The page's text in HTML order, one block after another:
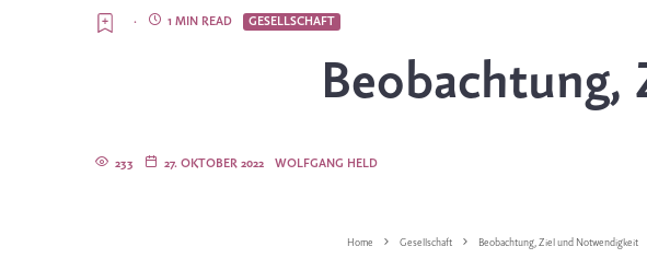
GESELLSCHAFT
1 MIN READ
·
WOLFGANG HELD
27. OKTOBER 2022
233
Home Gesellschaft Beobachtung, Ziel und Notwendigkeit